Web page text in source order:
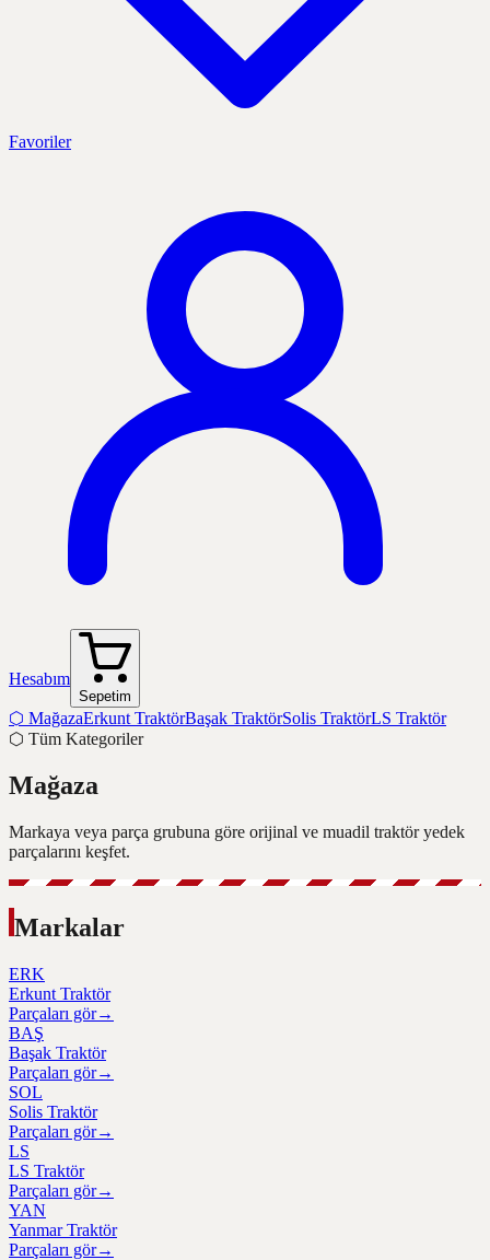
Favoriler
Hesabım
Sepetim
⬡ MağazaErkunt TraktörBaşak TraktörSolis TraktörLS Traktör
⬡ Tüm Kategoriler
Mağaza
Markaya veya parça grubuna göre orijinal ve muadil traktör yedek
parçalarını keşfet.
Markalar
ERK
Erkunt Traktör
Parçaları gör→
BAŞ
Başak Traktör
Parçaları gör→
SOL
Solis Traktör
Parçaları gör→
LS
LS Traktör
Parçaları gör→
YAN
Yanmar Traktör
Parçaları gör→